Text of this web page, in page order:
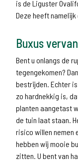
is de Liguster
Deze heeft
Buxus
Bent u onlangs de
tegengekomen?
bestrijden. Echter
zo hardnekkig is,
planten aangetast
de tuin laat staan.
risico willen nemen
hebben wij mooie
zitten. U bent van